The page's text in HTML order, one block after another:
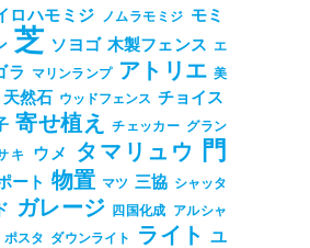
ロハモミジ ノムラモミジ モミ
芝 ソヨゴ 木製フェンス エ
ラ マリンランプ アトリエ 美
天然石 ウッドフェンス チョイス
寄せ植え チェッカー グラン
キ ウメ タマリュウ
門
ート 物置 マツ 三協 シャッタ
ガレージ 四国化成 アルシャ
ポスタ ダウンライト ライト ユ